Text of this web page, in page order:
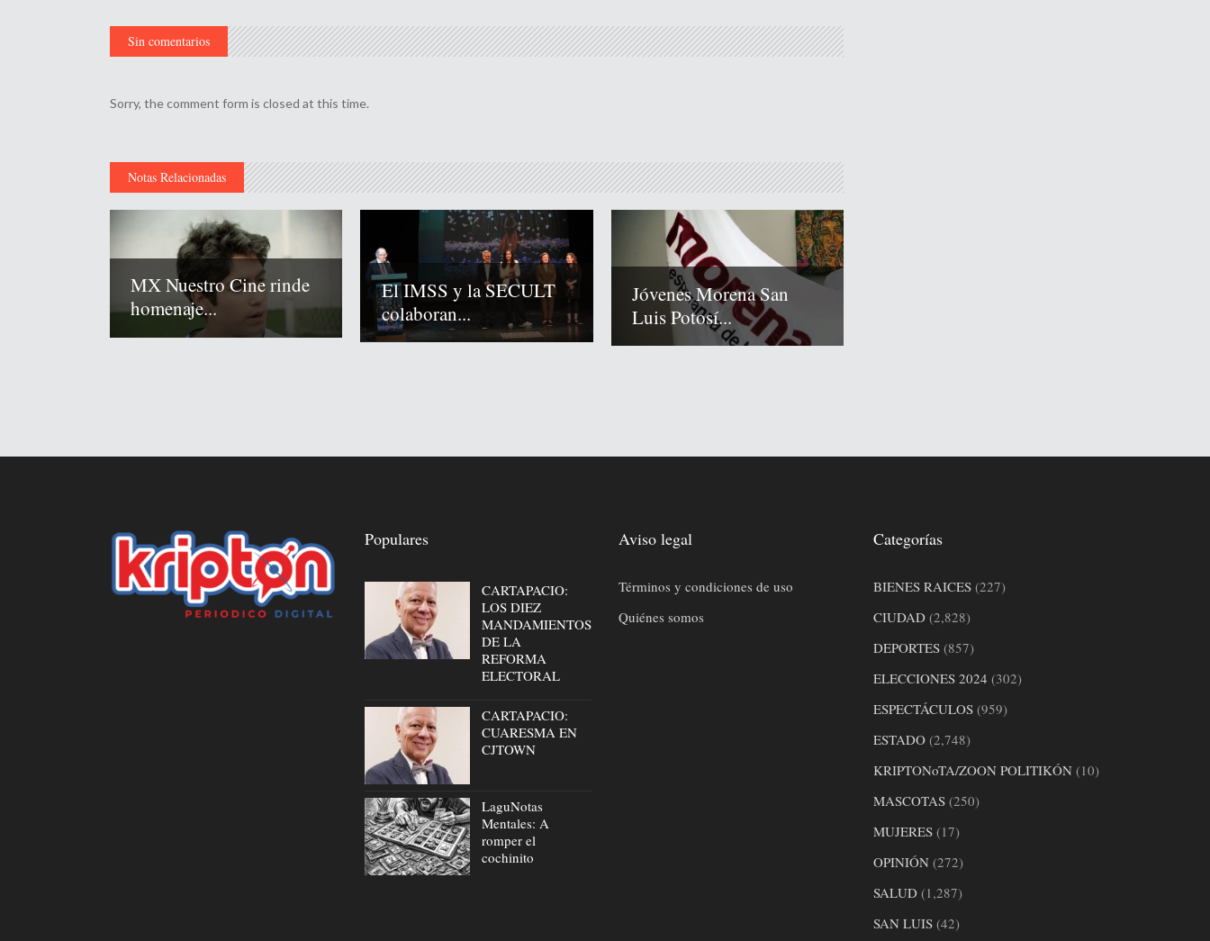
Sin comentarios
Sorry, the comment form is closed at this time.
Notas Relacionadas
MX Nuestro Cine rinde
homenaje...
El IMSS y la SECULT
colaboran...
Jóvenes Morena San
Luis Potosí...
Populares
CARTAPACIO:
LOS DIEZ
MANDAMIENTOS
DE LA
REFORMA
ELECTORAL
CARTAPACIO:
CUARESMA EN
CJTOWN
LaguNotas
Mentales: A
romper el
cochinito
Aviso legal
Términos y condiciones de uso
Quiénes somos
Categorías
BIENES RAICES(227)
CIUDAD(2,828)
DEPORTES(857)
ELECCIONES 2024 (302)
ESPECTÁCULOS(959)
ESTADO(2,748)
KRIPTONoTA/ZOON POLITIKÓN(10)
MASCOTAS(250)
MUJERES(17)
OPINIÓN(272)
SALUD(1,287)
SAN LUIS(42)